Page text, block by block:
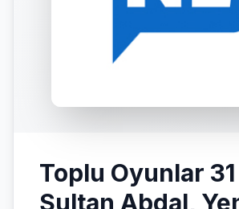
Toplu Oyunlar
Sultan Abdal,